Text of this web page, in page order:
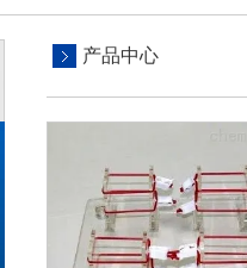
产品中心